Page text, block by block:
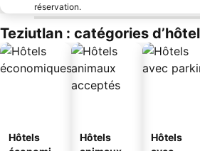
réservation.
Teziutlan : catégories
Hôtels
Hôtels
Hôtels